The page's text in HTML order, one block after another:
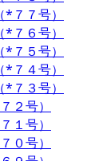
７７号）
７６号）
７５号）
７４号）
７３号）
２号）
１号）
０号）